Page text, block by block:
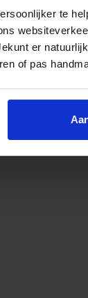
te
er
of pas